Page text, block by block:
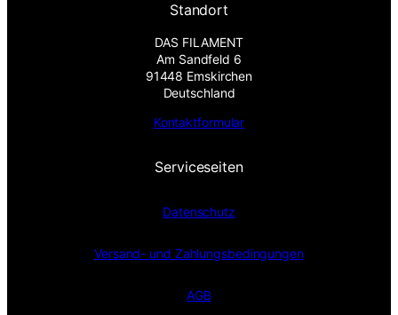
Standort
DAS FILAMENT
Am Sandfeld 6
91448 Emskirchen
Deutschland
Kontaktformular
Serviceseiten
Datenschutz
Versand- und Zahlungsbedingungen
AGB